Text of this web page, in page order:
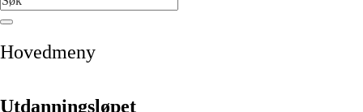
Hovedmeny
Utdanningsløpet